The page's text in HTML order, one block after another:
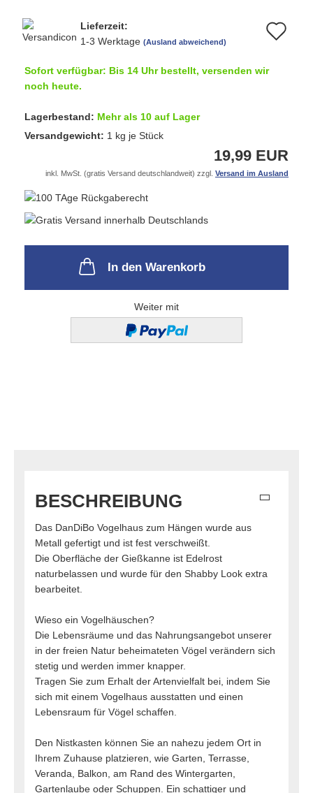
Lieferzeit:
1-3 Werktage (Ausland abweichend)
Sofort verfügbar: Bis 14 Uhr bestellt, versenden wir
noch heute.
Lagerbestand: Mehr als 10 auf Lager
Versandgewicht: 1 kg je Stück
19,99 EUR
inkl. MwSt. (gratis Versand deutschlandweit) zzgl. Versand im Ausland
In den Warenkorb
Weiter mit
BESCHREIBUNG
Das DanDiBo Vogelhaus zum Hängen wurde aus
Metall gefertigt und ist fest verschweißt.
Die Oberfläche der Gießkanne ist Edelrost
naturbelassen und wurde für den Shabby Look extra
bearbeitet.
Wieso ein Vogelhäuschen?
Die Lebensräume und das Nahrungsangebot unserer
in der freien Natur beheimateten Vögel verändern sich
stetig und werden immer knapper.
Tragen Sie zum Erhalt der Artenvielfalt bei, indem Sie
sich mit einem Vogelhaus ausstatten und einen
Lebensraum für Vögel schaffen.
Den Nistkasten können Sie an nahezu jedem Ort in
Ihrem Zuhause platzieren, wie Garten, Terrasse,
Veranda, Balkon, am Rand des Wintergarten,
Gartenlaube oder Schuppen. Ein schattiger und